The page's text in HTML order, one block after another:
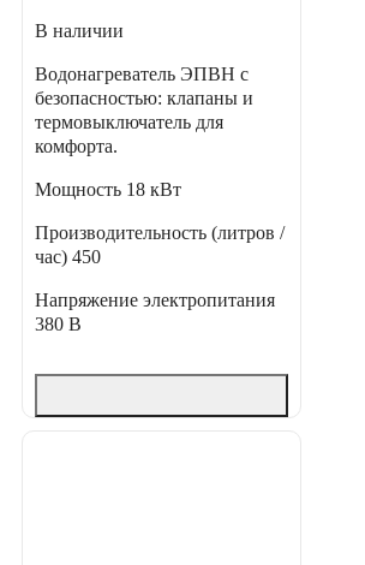
В наличии
Водонагреватель ЭПВН с
безопасностью: клапаны и
термовыключатель для
комфорта.
Мощность 18 кВт
Производительность (литров /
час) 450
Напряжение электропитания
380 В